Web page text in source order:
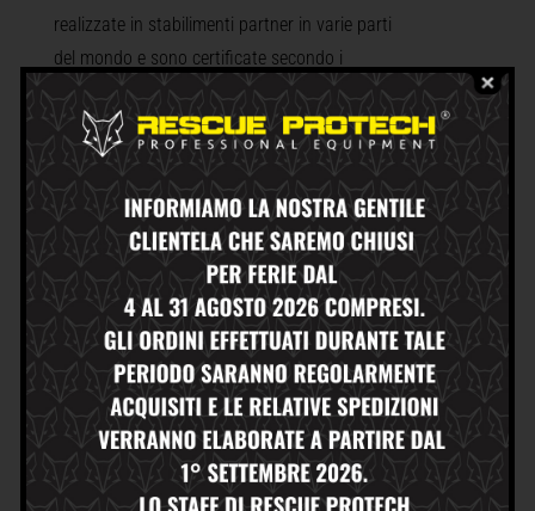
realizzate in stabilimenti partner in varie parti
del mondo e sono certificate secondo i
parametri internazionali di protezione e
sicurezza.
Tra i nostri clienti più importanti, annoveriamo:
la CROCE ROSSA, l’A.N.P.AS., la PROTEZIONE
CIVILE e il 118.
Non solo, la società VOLPI S.R.L. produce e
fornisce le PETTORINE STEWARD ai principali
stadi di calcio italiani e alle più importanti
società di serie A, B e C oltre ad aziende che si
occupano della formazione e gestione degli
steward stessi.